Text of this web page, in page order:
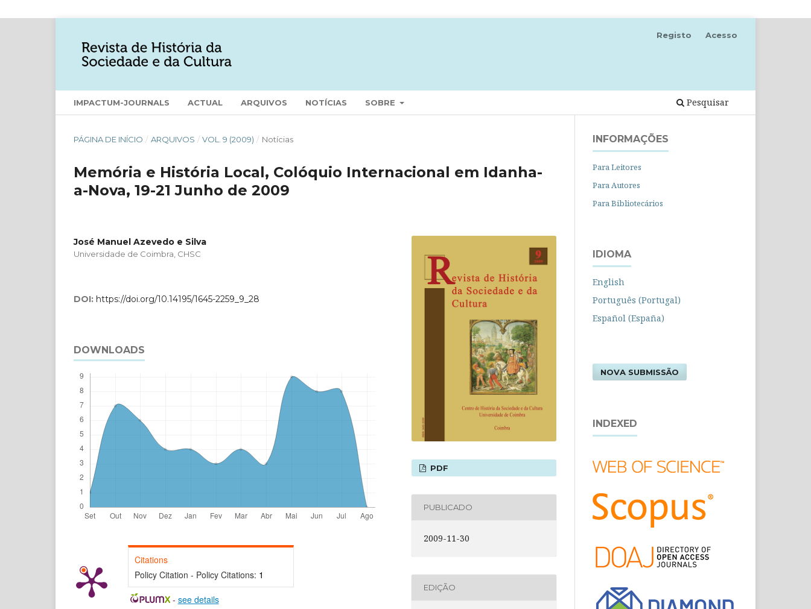
IMPACTUM-JOURNALS ACTUAL ARQUIVOS NOTÍCIAS SOBRE Pesquisar
Registo Acesso
PÁGINA DE INÍCIO / ARQUIVOS / VOL. 9 (2009) / Notícias
Memória e História Local, Colóquio Internacional em Idanha-
a-Nova, 19-21 Junho de 2009
José Manuel Azevedo e Silva
Universidade de Coimbra, CHSC
DOI: https://doi.org/10.14195/1645-2259_9_28
DOWNLOADS
Citations
Policy Citation - Policy Citations: 1
- see details
PDF
PUBLICADO
2009-11-30
EDIÇÃO
INFORMAÇÕES
Para Leitores
Para Autores
Para Bibliotecários
IDIOMA
English
Português (Portugal)
Español (España)
NOVA SUBMISSÃO
INDEXED